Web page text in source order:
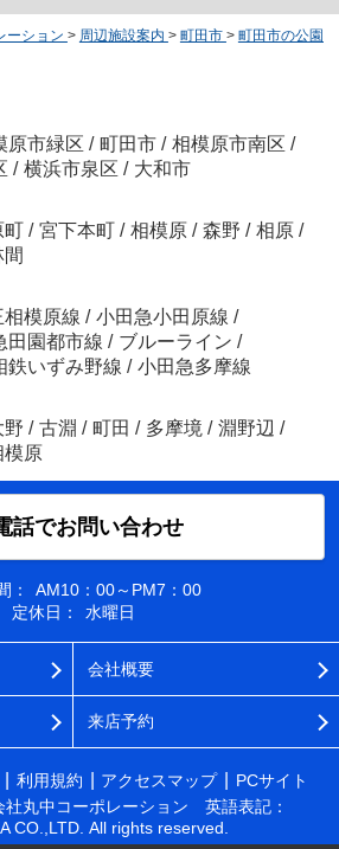
ーション > 周辺施設案内 > 町田市 > 町田市の公園
原市緑区 / 町田市 / 相模原市南区 /
/ 横浜市泉区 / 大和市
町 / 宮下本町 / 相模原 / 森野 / 相原 /
相模原線 / 小田急小田原線 /
田園都市線 / ブルーライン /
鉄いずみ野線 / 小田急多摩線
野 / 古淵 / 町田 / 多摩境 / 淵野辺 /
模原
話でお問い合わせ
：
AM10：00～PM7：00
定休日：
水曜日
会社概要
来店予約
利用規約 アクセスマップ
PCサイト
丸中コーポレーション 英語表記：
CO.,LTD. All rights reserved.